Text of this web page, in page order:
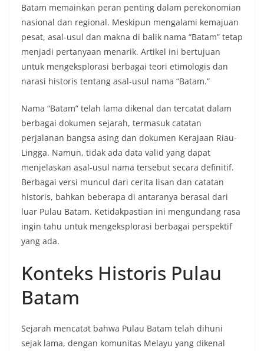
Batam memainkan peran penting dalam perekonomian
nasional dan regional. Meskipun mengalami kemajuan
pesat, asal-usul dan makna di balik nama “Batam” tetap
menjadi pertanyaan menarik. Artikel ini bertujuan
untuk mengeksplorasi berbagai teori etimologis dan
narasi historis tentang asal-usul nama “Batam.”
Nama “Batam” telah lama dikenal dan tercatat dalam
berbagai dokumen sejarah, termasuk catatan
perjalanan bangsa asing dan dokumen Kerajaan Riau-
Lingga. Namun, tidak ada data valid yang dapat
menjelaskan asal-usul nama tersebut secara definitif.
Berbagai versi muncul dari cerita lisan dan catatan
historis, bahkan beberapa di antaranya berasal dari
luar Pulau Batam. Ketidakpastian ini mengundang rasa
ingin tahu untuk mengeksplorasi berbagai perspektif
yang ada.
Konteks Historis Pulau
Batam
Sejarah mencatat bahwa Pulau Batam telah dihuni
sejak lama, dengan komunitas Melayu yang dikenal